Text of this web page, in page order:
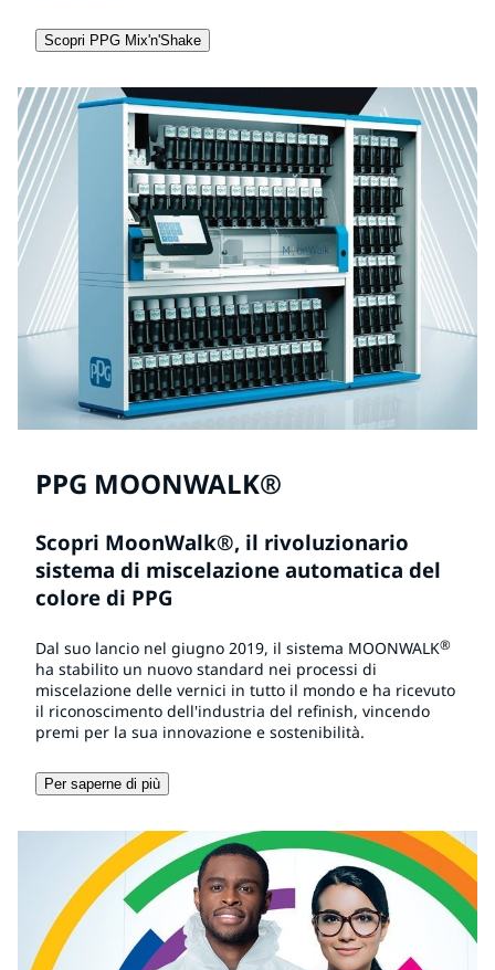
Scopri PPG Mix'n'Shake
PPG MOONWALK®
Scopri MoonWalk®, il rivoluzionario
sistema di miscelazione automatica del
colore di PPG
Dal suo lancio nel giugno 2019, il sistema MOONWALK®
ha stabilito un nuovo standard nei processi di
miscelazione delle vernici in tutto il mondo e ha ricevuto
il riconoscimento dell'industria del refinish, vincendo
premi per la sua innovazione e sostenibilità.
Per saperne di più